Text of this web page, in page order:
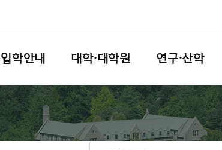
입학안내 대학·대학원 연구·산학